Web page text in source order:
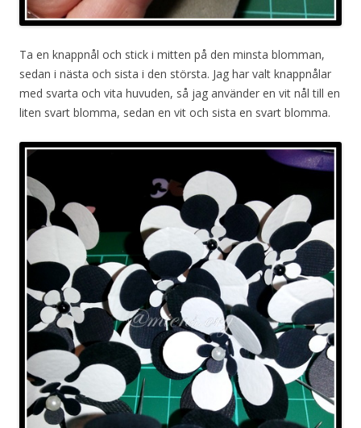
Ta en knappnål och stick i mitten på den minsta blomman,
sedan i nästa och sista i den största. Jag har valt knappnålar
med svarta och vita huvuden, så jag använder en vit nål till en
liten svart blomma, sedan en vit och sista en svart blomma.